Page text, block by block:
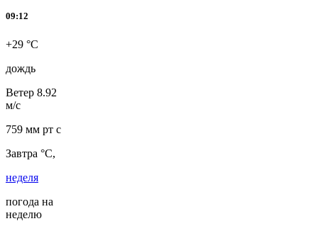
09:12
+29 °C
дождь
Ветер 8.92
м/с
759 мм рт с
Завтра °C,
неделя
погода на
неделю